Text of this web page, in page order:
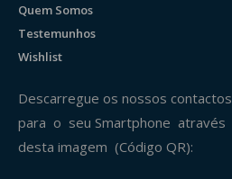
Quem Somos
Testemunhos
Wishlist
Descarregue os nossos contactos
para o seu Smartphone através
desta imagem (Código QR):